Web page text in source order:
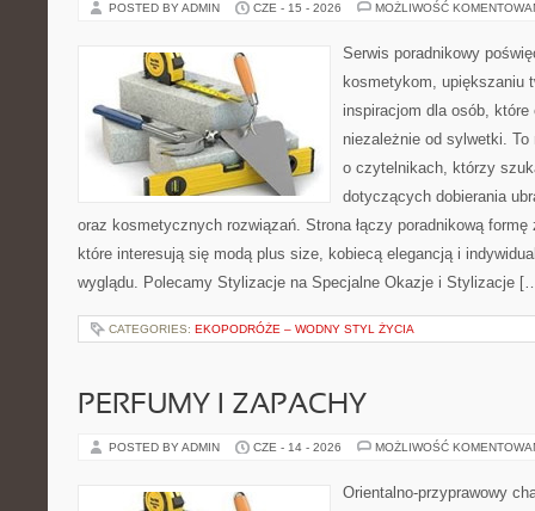
POSTED BY ADMIN CZE - 15 - 2026 MOŻLIWOŚĆ
Serwis poradnikowy
kosmetykom, upiększaniu
inspiracjom dla osób,
niezależnie od sylwetki.
o czytelnikach, którzy
dotyczących dobierania
oraz kosmetycznych rozwiązań. Strona łączy poradnikową
które interesują się modą plus size, kobiecą elegancją i
wyglądu. Polecamy Stylizacje na Specjalne Okazje i Stylizacje
CATEGORIES: EKOPODRÓŻE – WODNY STYL ŻYCIA
PERFUMY I ZAPACHY
POSTED BY ADMIN CZE - 14 - 2026 MOŻLIWOŚĆ
Orientalno-przyprawowy